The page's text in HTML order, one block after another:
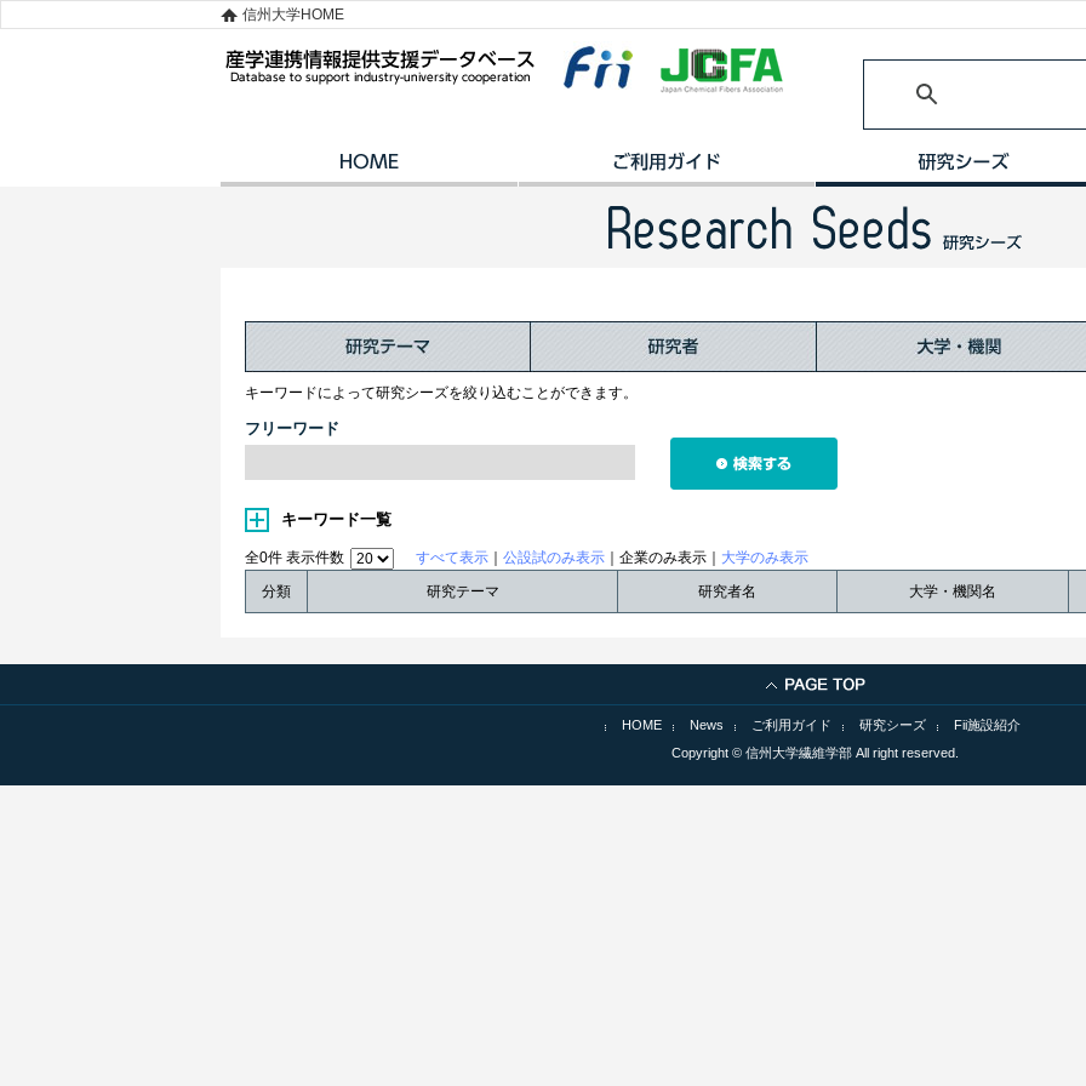
信州大学HOME
キーワードによって研究シーズを絞り込むことができます。
フリーワード
キーワード一覧
全0件 表示件数 すべて表示 公設試のみ表示 ｜企業のみ表示｜ 大学のみ表示
分類
研究テーマ 研究者名 大学・機関名
HOME News ご利用ガイド 研究シーズ
Fii施設紹介
Copyright © 信州大学繊維学部 All right reserved.